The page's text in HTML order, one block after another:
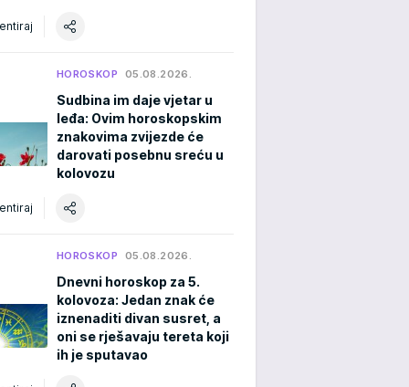
HOROSKOP 05.08.2026.
Sudbina im daje vjetar u
leđa: Ovim horoskopskim
znakovima zvijezde će
darovati posebnu sreću u
kolovozu
HOROSKOP 05.08.2026.
Dnevni horoskop za 5.
kolovoza: Jedan znak će
iznenaditi divan susret, a
oni se rješavaju tereta koji
ih je sputavao